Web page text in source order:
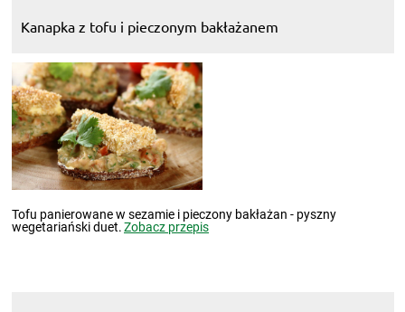
Kanapka z tofu i pieczonym bakłażanem
Tofu panierowane w sezamie i pieczony bakłażan - pyszny
wegetariański duet.Zobacz przepis